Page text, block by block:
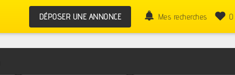
DÉPOSER UNE ANNONCE Mes recherches 0